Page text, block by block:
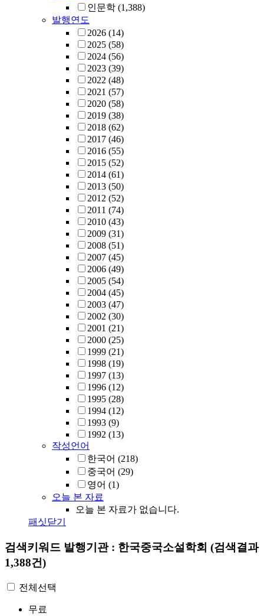
인문학 (1,388)
발행연도
2026 (14)
2025 (58)
2024 (56)
2023 (39)
2022 (48)
2021 (57)
2020 (58)
2019 (38)
2018 (62)
2017 (46)
2016 (55)
2015 (52)
2014 (61)
2013 (50)
2012 (52)
2011 (74)
2010 (43)
2009 (31)
2008 (51)
2007 (45)
2006 (49)
2005 (54)
2004 (45)
2003 (47)
2002 (30)
2001 (21)
2000 (25)
1999 (21)
1998 (19)
1997 (13)
1996 (12)
1995 (28)
1994 (12)
1993 (9)
1992 (13)
작성언어
한국어 (218)
중국어 (29)
영어 (1)
오늘 본 자료
오늘 본 자료가 없습니다.
패싯닫기
검색키워드 발행기관 : 한국중국소설학회 (검색결과
1,388건)
전체선택
무료